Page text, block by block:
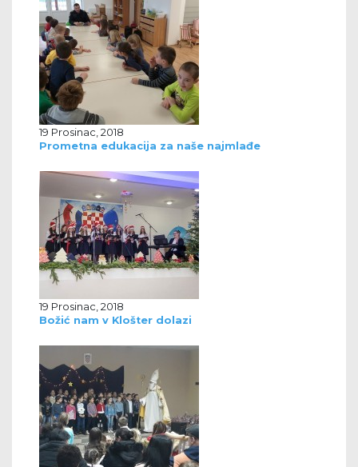
19 Prosinac, 2018
Prometna edukacija za naše najmlađe
19 Prosinac, 2018
Božić nam v Klošter dolazi